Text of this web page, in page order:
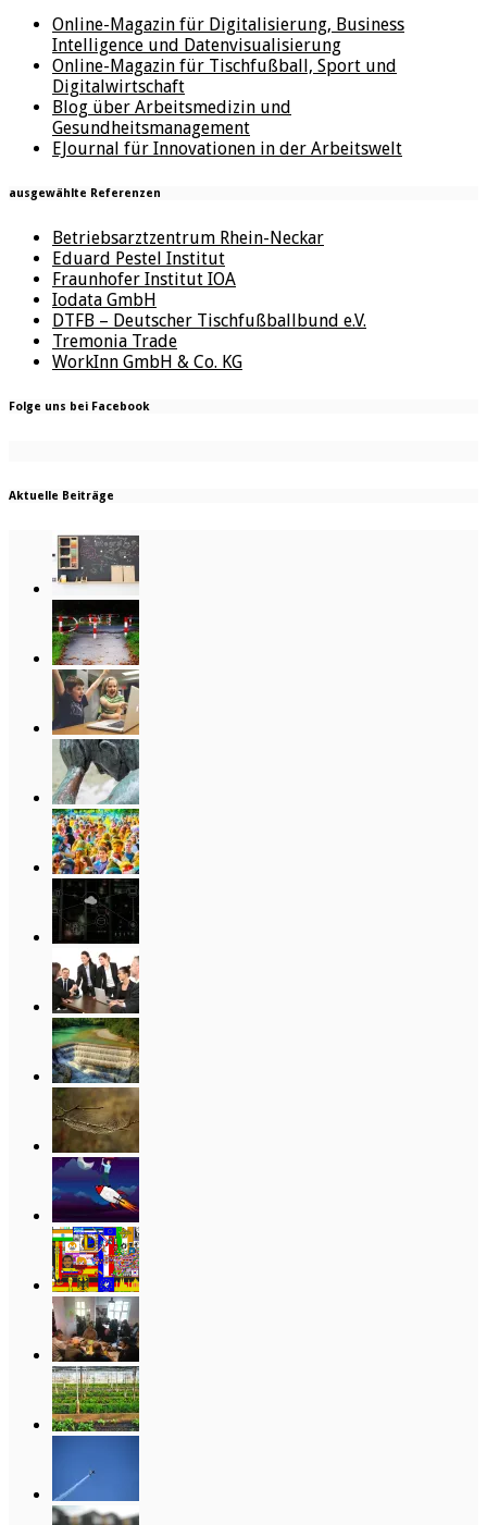
Online-Magazin für Digitalisierung, Business
Intelligence und Datenvisualisierung
Online-Magazin für Tischfußball, Sport und
Digitalwirtschaft
Blog über Arbeitsmedizin und
Gesundheitsmanagement
EJournal für Innovationen in der Arbeitswelt
ausgewählte Referenzen
Betriebsarztzentrum Rhein-Neckar
Eduard Pestel Institut
Fraunhofer Institut IOA
Iodata GmbH
DTFB – Deutscher Tischfußballbund e.V.
Tremonia Trade
WorkInn GmbH & Co. KG
Folge uns bei Facebook
Aktuelle Beiträge